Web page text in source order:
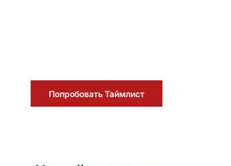
Попробовать Таймлист